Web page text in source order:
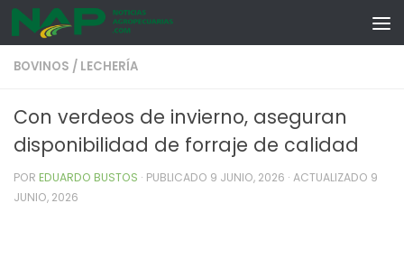
Skip to content
BOVINOS / LECHERÍA
Con verdeos de invierno, aseguran
disponibilidad de forraje de calidad
POR EDUARDO BUSTOS · PUBLICADO 9 JUNIO, 2026 · ACTUALIZADO 9
JUNIO, 2026